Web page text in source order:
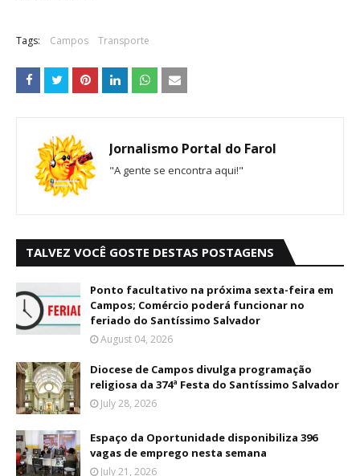
Tags: Campos Transporte
Jornalismo Portal do Farol
"A gente se encontra aqui!"
TALVEZ VOCÊ GOSTE DESTAS POSTAGENS
Ponto facultativo na próxima sexta-feira em
Campos; Comércio poderá funcionar no
feriado do Santíssimo Salvador
August 04, 2026
Diocese de Campos divulga programação
religiosa da 374ª Festa do Santíssimo Salvador
July 28, 2026
Espaço da Oportunidade disponibiliza 396
vagas de emprego nesta semana
July 21, 2026